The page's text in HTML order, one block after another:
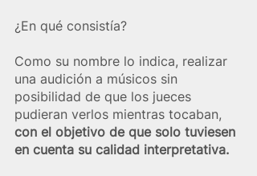
¿En qué consistía?
Como su nombre lo indica, realizar
una audición a músicos sin
posibilidad de que los jueces
pudieran verlos mientras tocaban,
con el objetivo de que solo tuviesen
en cuenta su calidad interpretativa.